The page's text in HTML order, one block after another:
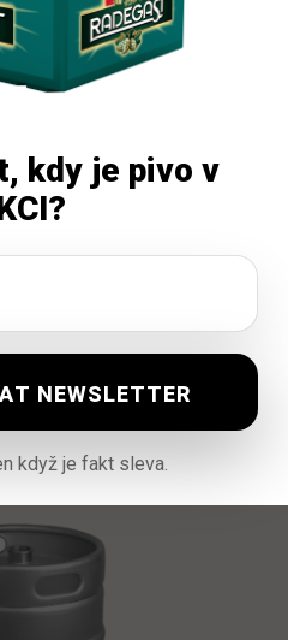
nealko 0,5l sklo
Kčvč. DPH
do košíku
kdy je pivo v
když je fakt sleva.